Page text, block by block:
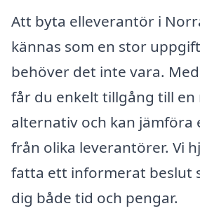
Att byta elleverantör i
kännas som en stor
behöver det inte vara.
får du enkelt tillgång till en
alternativ och kan jämföra
från olika leverantörer. Vi
fatta ett informerat beslut
dig både tid och pengar.